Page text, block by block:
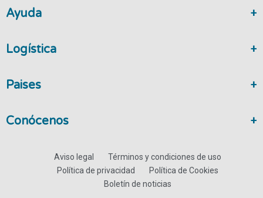
Ayuda
Logística
Paises
Conócenos
Aviso legal
Términos y condiciones de uso
Política de privacidad
Política de Cookies
Boletín de noticias